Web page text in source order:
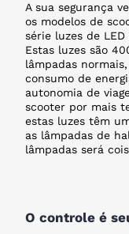
A sua segurança
os modelos de
série luzes de
Estas luzes são
lâmpadas
consumo de
autonomia de
scooter por mais
estas luzes têm
as lâmpadas de
lâmpadas será
O controle é